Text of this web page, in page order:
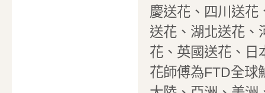
慶送花、四川送花
送花、湖北送花、
花、英國送花、日
花師傅為FTD全球